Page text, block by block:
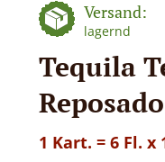
Versand:
lagernd
Tequila
1 Kart. = 6 Fl. x